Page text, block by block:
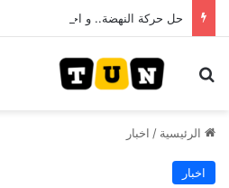
بحث عن
الرئيسية / اخبار
اخبار